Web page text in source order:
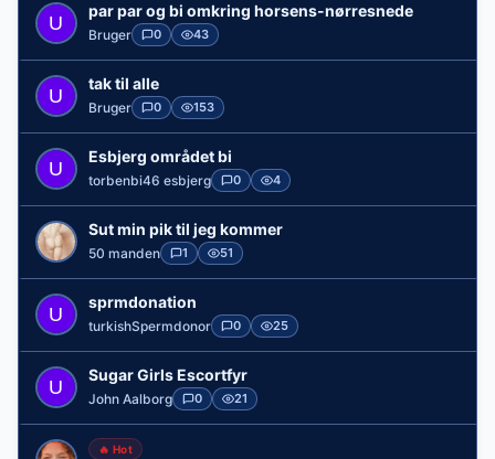
par par og bi omkring horsens-nørresnede
Bruger 0 43
tak til alle
Bruger 0 153
Esbjerg området bi
torbenbi46 esbjerg 0 4
Sut min pik til jeg kommer
50 manden 1 51
sprmdonation
turkishSpermdonor 0 25
Sugar Girls Escortfyr
John Aalborg 0 21
🔥 Hot